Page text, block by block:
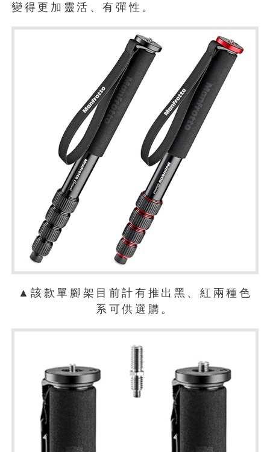
變得更加靈活、有彈性。
▲該款單腳架目前計有推出黑、紅兩種色
系可供選購。